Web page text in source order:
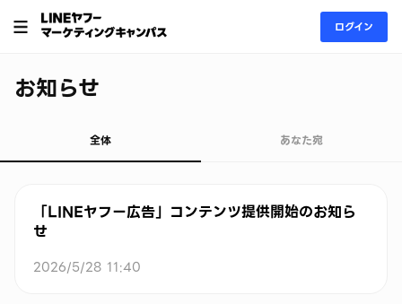
ログイン
お知らせ
全体 あなた宛
「LINEヤフー広告」コンテンツ提供開始のお知ら
せ
2026/5/28 11:40